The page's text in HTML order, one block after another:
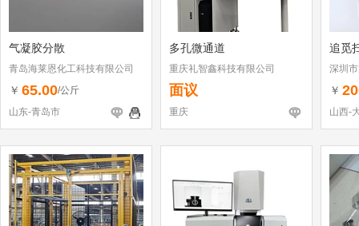
气凝胶分散
青岛海莱恩化工科技有限公司
￥ 65.00/公斤
山东-青岛市
多孔微通道
重庆礼智鑫科技有限公司
面议
重庆
追觅
深圳
（个
￥
山西-